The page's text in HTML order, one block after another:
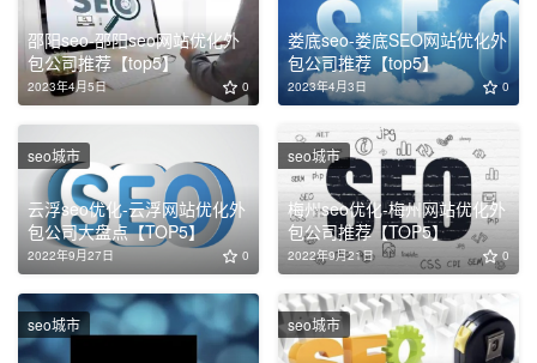
邵阳seo-邵阳seo网站优化外
包公司推荐【top5】
2023年4月5日 0
娄底seo-娄底SEO网站优化外
包公司推荐【top5】
2023年4月3日 0
云浮seo优化-云浮网站优化外
包公司大盘点【TOP5】
2022年9月27日 0
seo城市
梅州seo优化-梅州网站优化外
包公司推荐【TOP5】
2022年9月21日 0
seo城市
seo城市 seo城市